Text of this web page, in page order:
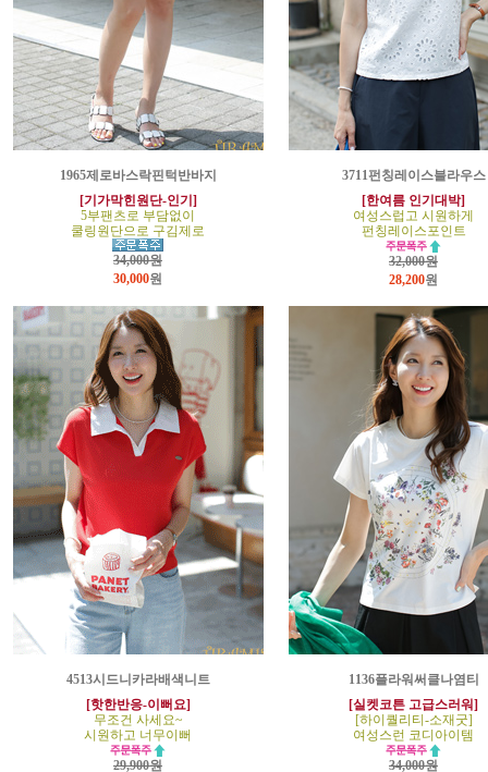
1965제로바스락핀턱반바지
[기가막힌원단-인기]
5부팬츠로 부담없이
쿨링원단으로 구김제로
34,000원
30,000원
3711펀칭레이스블라우스
[한여름 인기대박]
여성스럽고 시원하게
펀칭레이스포인트
32,000원
28,200원
4513시드니카라배색니트
[핫한반응-이뻐요]
무조건 사세요~
시원하고 너무이뻐
29,900원
1136플라워써클나염티
[실켓코튼 고급스러워]
[하이퀄리티-소재굿]
여성스런 코디아이템
34,000원